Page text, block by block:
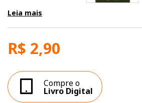
Leia mais
R$ 2,90
Compre o
Livro Digital